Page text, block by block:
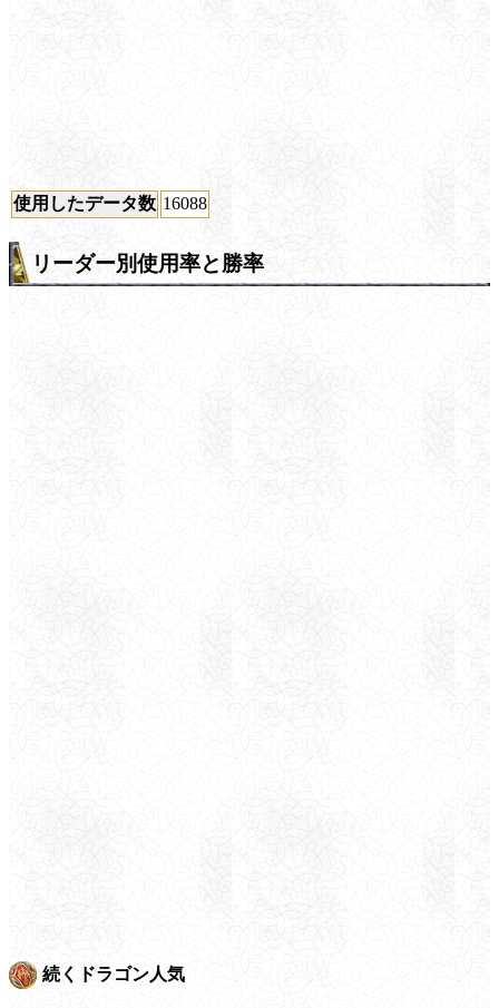
使用したデータ数 16088
リーダー別使用率と勝率
続くドラゴン人気